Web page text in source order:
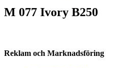
M 077 Ivory B250
Reklam och Marknadsföring